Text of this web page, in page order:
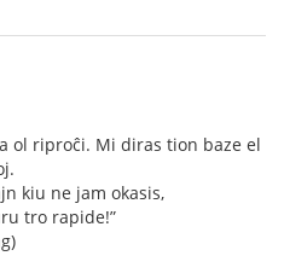
ol riproĉi. Mi diras tion baze el
kiu ne jam okasis,
tro rapide!”